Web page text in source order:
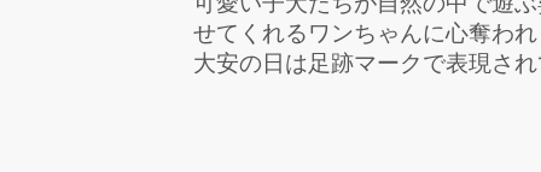
せてくれるワンちゃんに心奪わ
大安の日は足跡マークで表現さ